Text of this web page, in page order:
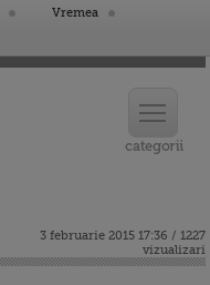
Vremea
3 februarie 2015 17:36 / 1227
vizualizari